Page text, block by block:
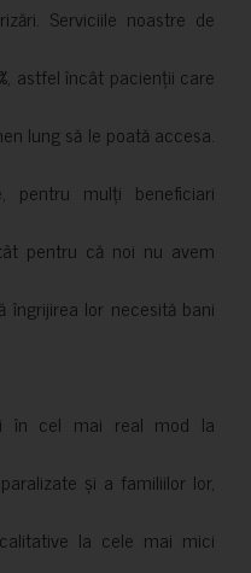
Serviciile noastre de
astfel încât pacienții care
lung să le poată accesa.
pentru mulți beneficiari
pentru că noi nu avem
lor necesită bani
în cel mai real mod la
și a familiilor lor,
la cele mai mici